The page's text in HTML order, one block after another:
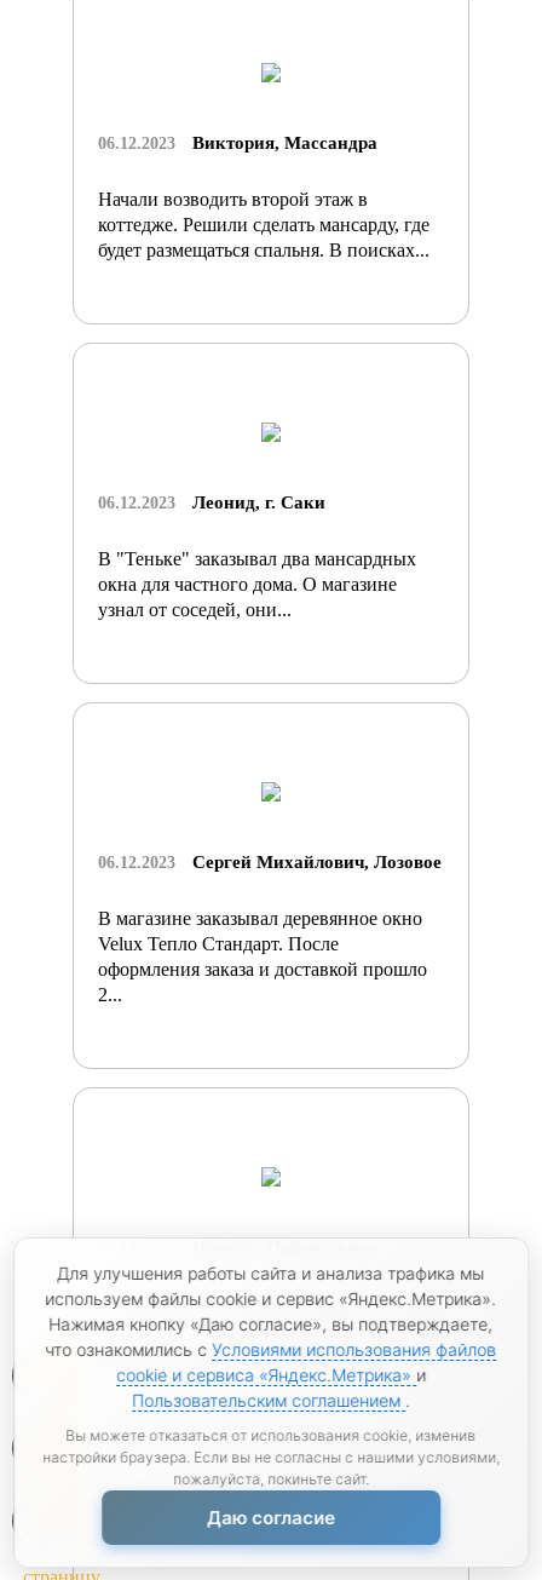
0
06.12.2023 Виктория, Массандра
Начали возводить второй этаж в
коттедже. Решили сделать мансарду, где
будет размещаться спальня. В поисках...
06.12.2023 Леонид, г. Саки
В "Теньке" заказывал два мансардных
окна для частного дома. О магазине
узнал от соседей, они...
06.12.2023 Сергей Михайлович, Лозовое
В магазине заказывал деревянное окно
Velux Тепло Стандарт. После
оформления заказа и доставкой прошло
2...
Если вы в поиске металлопроката, то вам
в "Тенёк"! Вежливые и грамотные
менеджеры, приветливые курьеры...
Для улучшения работы сайта и анализа трафика мы
используем файлы cookie и сервис «Яндекс.Метрика».
Нажимая кнопку «Даю согласие», вы подтверждаете,
что ознакомились сУсловиями использования файлов
cookie и сервиса «Яндекс.Метрика» и
Пользовательским соглашением .
Вы можете отказаться от использования cookie, изменив
настройки браузера. Если вы не согласны с нашими условиями,
пожалуйста, покиньте сайт.
Даю согласие